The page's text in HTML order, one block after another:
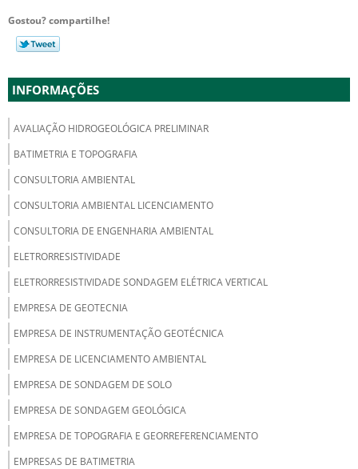
Gostou? compartilhe!
INFORMAÇÕES
AVALIAÇÃO HIDROGEOLÓGICA PRELIMINAR
BATIMETRIA E TOPOGRAFIA
CONSULTORIA AMBIENTAL
CONSULTORIA AMBIENTAL LICENCIAMENTO
CONSULTORIA DE ENGENHARIA AMBIENTAL
ELETRORRESISTIVIDADE
ELETRORRESISTIVIDADE SONDAGEM ELÉTRICA VERTICAL
EMPRESA DE GEOTECNIA
EMPRESA DE INSTRUMENTAÇÃO GEOTÉCNICA
EMPRESA DE LICENCIAMENTO AMBIENTAL
EMPRESA DE SONDAGEM DE SOLO
EMPRESA DE SONDAGEM GEOLÓGICA
EMPRESA DE TOPOGRAFIA E GEORREFERENCIAMENTO
EMPRESAS DE BATIMETRIA